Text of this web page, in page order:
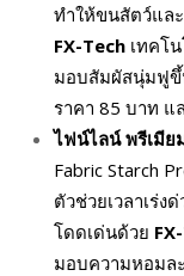
ทำให้ขนสัตว์แล
FX-Tech เทคโ
มอบสัมผัสนุ่มฟูขึ้
ราคา 85 บาท แ
ไฟน์ไลน์ พรีเมี
Fabric Starch
ตัวช่วยเวลาเร่
โดดเด่นด้วย
มอบความหอมล